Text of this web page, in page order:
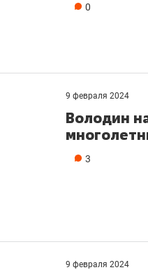
0
9 февраля 2024
Володин
3
9 февраля 2024